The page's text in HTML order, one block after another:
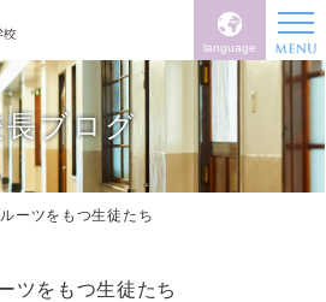
language
長ブログ
ーツをもつ生徒たち
ツをもつ生徒たち